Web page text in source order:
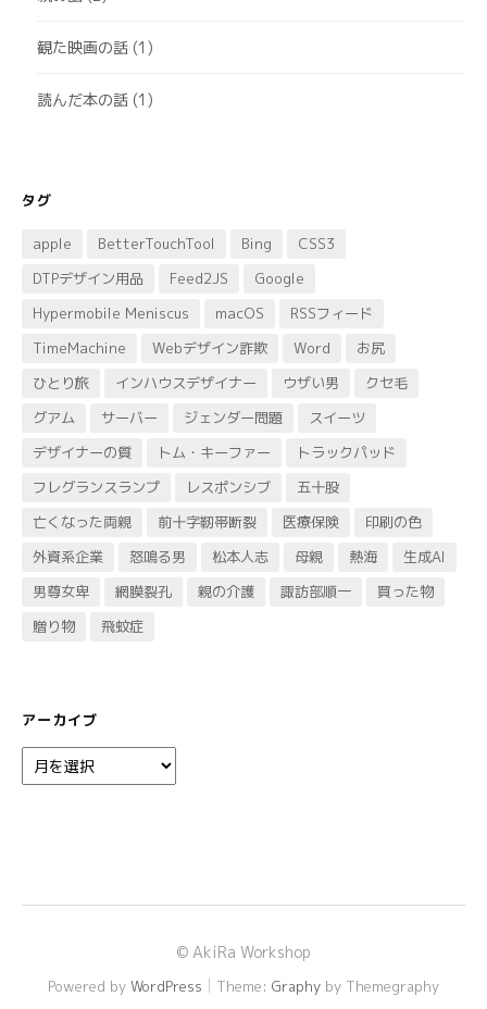
観た映画の話 (1)
読んだ本の話 (1)
タグ
apple BetterTouchTool Bing
CSS3
DTPデザイン用品
Feed2JS
Google
Hypermobile Meniscus
macOS
RSSフィード
TimeMachine
Webデザイン詐欺 Word
お尻
ひとり旅
インハウスデザイナー ウザい男
クセ毛
グアム
サーバー ジェンダー問題
スイーツ
デザイナーの質
トム・キーファー
トラックパッド
フレグランスランプ
レスポンシブ
五十股
亡くなった両親
前十字靭帯断裂 医療保険
印刷の色
外資系企業
怒鳴る男 松本人志 母親 熱海
生成AI
男尊女卑
網膜裂孔 親の介護 諏訪部順一
買った物
贈り物
飛蚊症
アーカイブ
ー
© AkiRa Workshop
Powered by WordPress | Theme: Graphy by Themegraphy